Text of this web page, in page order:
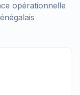
opérationnelle